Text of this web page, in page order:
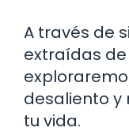
A través de
extraídas de
desaliento y
tu vida.